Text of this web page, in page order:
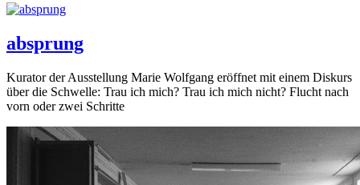
absprung
Kurator der Ausstellung Marie Wolfgang eröffnet mit einem Diskurs
über die Schwelle: Trau ich mich? Trau ich mich nicht? Flucht nach
vorn oder zwei Schritte